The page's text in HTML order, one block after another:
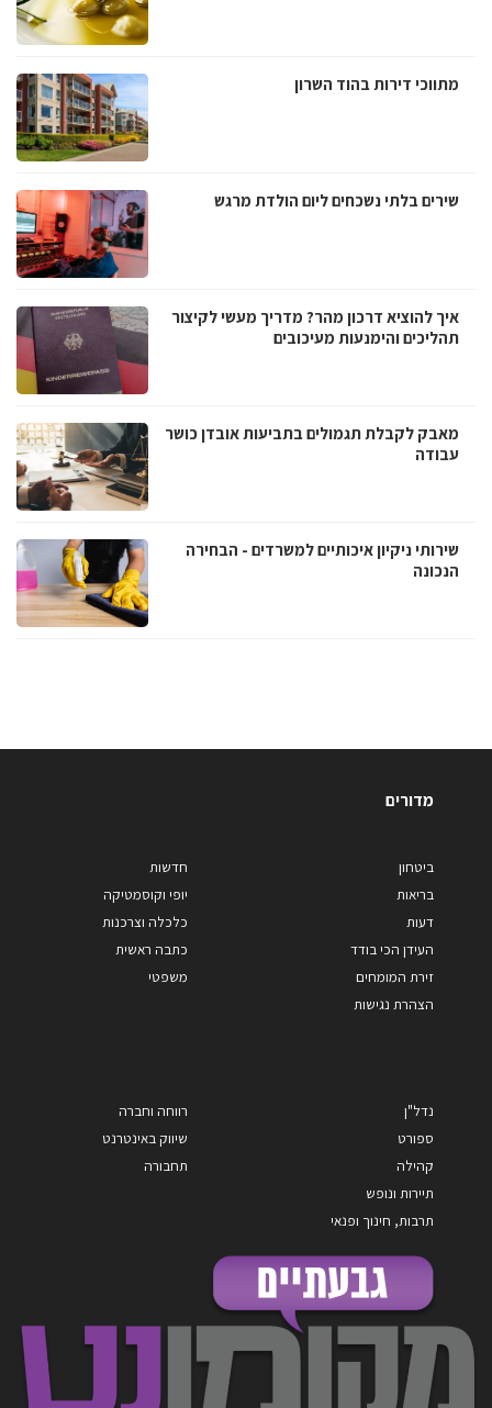
מתווכי דירות בהוד השרון
שירים בלתי נשכחים ליום הולדת מרגש
איך להוציא דרכון מהר? מדריך מעשי לקיצור
תהליכים והימנעות מעיכובים
מאבק לקבלת תגמולים בתביעות אובדן כושר
עבודה
שירותי ניקיון איכותיים למשרדים - הבחירה
הנכונה
מדורים
ביטחון
בריאות
דעות
העידן הכי בודד
זירת המומחים
הצהרת נגישות
חדשות
יופי וקוסמטיקה
כלכלה וצרכנות
כתבה ראשית
משפטי
נדל"ן
ספורט
קהילה
תיירות ונופש
תרבות, חינוך ופנאי
רווחה וחברה
שיווק באינטרנט
תחבורה